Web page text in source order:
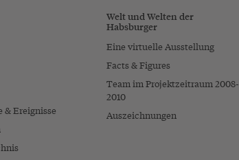
& Ereignisse
Welt und Welten der
Habsburger
Eine virtuelle Ausstellung
Facts & Figures
Team im Projektzeitraum 2008-
2010
Auszeichnungen